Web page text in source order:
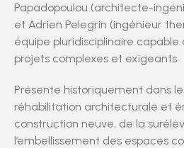
Papadopoulou (architecte-
et Adrien Pelegrin (ingénieur
équipe pluridisciplinaire
projets complexes et exigeants.
Présente historiquement dans
réhabilitation architecturale et
construction neuve, de la
l’embellissement des espaces